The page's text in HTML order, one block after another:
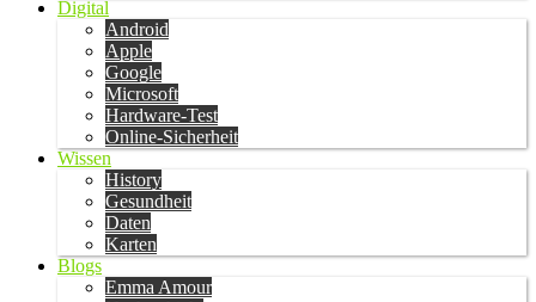
Digital
Android
Apple
Google
Microsoft
Hardware-Test
Online-Sicherheit
Wissen
History
Gesundheit
Daten
Karten
Blogs
Emma Amour